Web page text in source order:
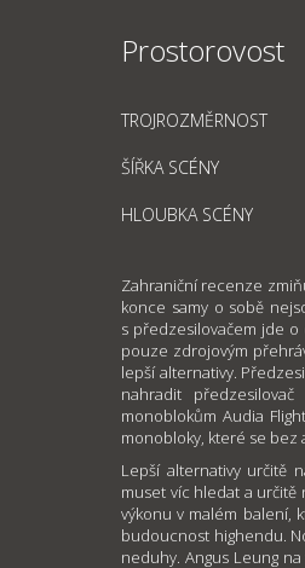
Prostorovost
TROJROZMĚRNOST
ŠÍŘKA SCÉNY
HLOUBKA SCÉNY
Zahraniční recenze
konce samy o sobě
s předzesilovačem jde
pouze zdrojovým
lepší alternativy.
nahradit
monoblokům Audia
monobloky, které se
Lepší alternativy určitě
muset víc hledat a určitě
výkonu v malém balení,
budoucnost highendu.
neduhy. Angus Leung